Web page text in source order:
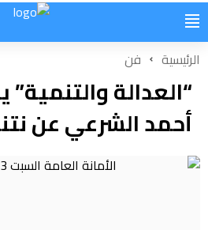
الرئيسية فن
“العدالة والتنمية”
أحمد الشرعي عن